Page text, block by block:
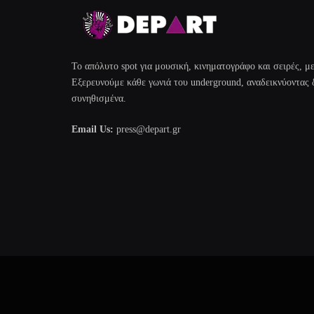
Το απόλυτο spot για μουσική, κινηματογράφο και σειρές,
Εξερευνούμε κάθε γωνιά του underground, αναδεικνύοντας
συνηθισμένα.
Email Us: press@depart.gr